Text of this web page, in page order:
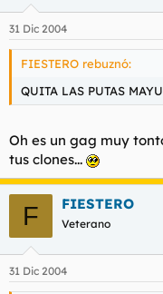
31 Dic 2004
FIESTERO rebuznó:
QUITA LAS PUTAS
Oh es un gag muy
tus clones...
F FIESTERO
Veterano
31 Dic 2004